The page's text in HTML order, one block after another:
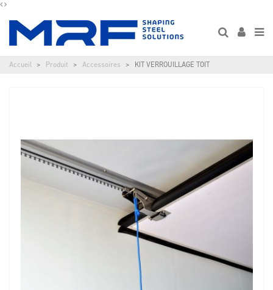
Accueil Produit Accessoires KIT VERROUILLAGE TOIT